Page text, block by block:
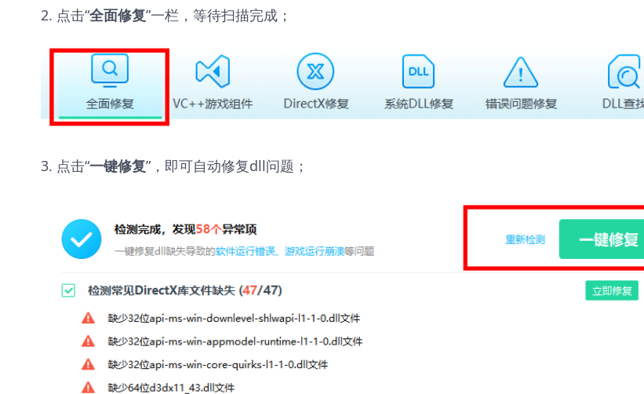
2. 点击“全面修复”一栏，等待扫描完成；
3. 点击“一键修复”，即可自动修复dll问题；